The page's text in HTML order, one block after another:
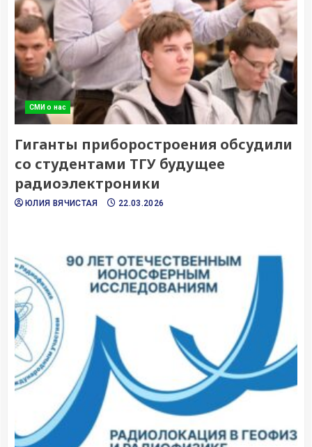
СМИ о нас
Гиганты приборостроения обсудили
со студентами ТГУ будущее
радиоэлектроники
ЮЛИЯ ВЯЧИСТАЯ 22.03.2026